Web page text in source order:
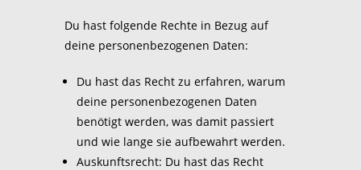
Du hast folgende Rechte in Bezug auf
deine personenbezogenen Daten:
Du hast das Recht zu erfahren, warum
deine personenbezogenen Daten
benötigt werden, was damit passiert
und wie lange sie aufbewahrt werden.
Auskunftsrecht: Du hast das Recht